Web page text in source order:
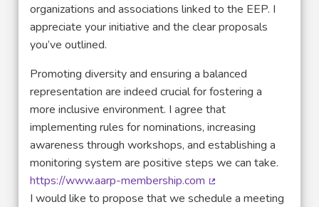
organizations and associations linked to the EEP. I
appreciate your initiative and the clear proposals
you’ve outlined.
Promoting diversity and ensuring a balanced
representation are indeed crucial for fostering a
more inclusive environment. I agree that
implementing rules for nominations, increasing
awareness through workshops, and establishing a
monitoring system are positive steps we can take.
https://www.aarp-membership.com
(Lien externe)
I would like to propose that we schedule a meeting